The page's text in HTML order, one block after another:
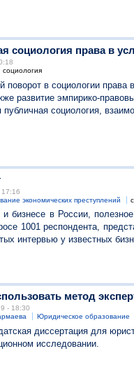
социология права в
социология
поворот в социологии
развитие эмпирико-
публичная социология,
экономических преступлений
бизнесе в России,
1001 респондента,
интервью у известных
метод
- 18:30
Юридическое образование
диссертация для
исследовании.